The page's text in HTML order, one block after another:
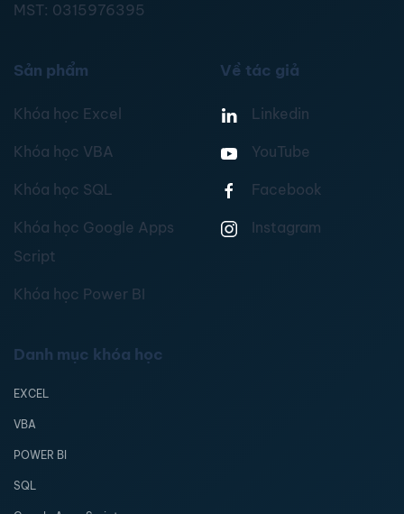
MST: 0315976395
Sản phẩm
Khóa học Excel
Khóa học VBA
Khóa học SQL
Khóa học Google Apps
Script
Khóa học Power BI
Về tác giả
Linkedin
YouTube
Facebook
Instagram
Danh mục khóa học
EXCEL
VBA
POWER BI
SQL